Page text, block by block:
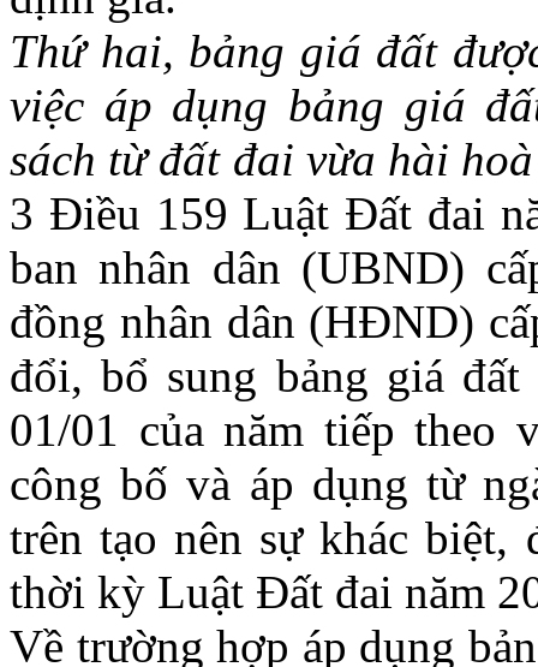
Thứ hai, bảng giá đất
việc áp dụng bảng giá
sách từ đất đai vừa hài
3 Điều 159 Luật Đất đai
ban nhân dân (UBND)
đồng nhân dân (HĐND)
đổi, bổ sung bảng giá
01/01 của năm tiếp theo
công bố và áp dụng từ
trên tạo nên sự khác biệt,
thời kỳ Luật Đất đai năm
Về trường hợp áp dụng